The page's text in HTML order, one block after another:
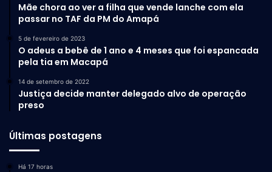
Mãe chora ao ver a filha que vende lanche com ela
passar no TAF da PM do Amapá
5 de fevereiro de 2023
O adeus a bebê de 1 ano e 4 meses que foi espancada
pela tia em Macapá
14 de setembro de 2022
Justiça decide manter delegado alvo de operação
preso
Últimas postagens
Há 17 horas